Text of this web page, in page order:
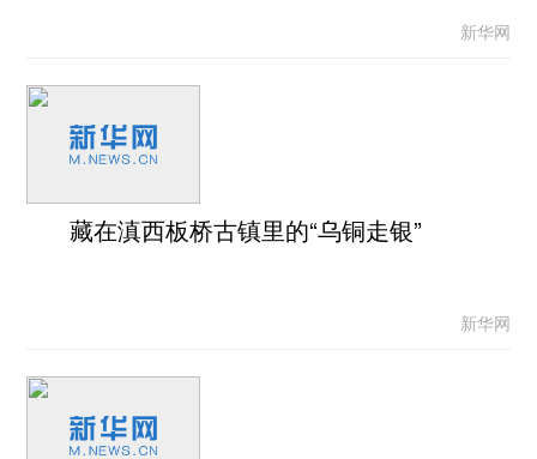
新华网
藏在滇西板桥古镇里的“乌铜走银”
新华网